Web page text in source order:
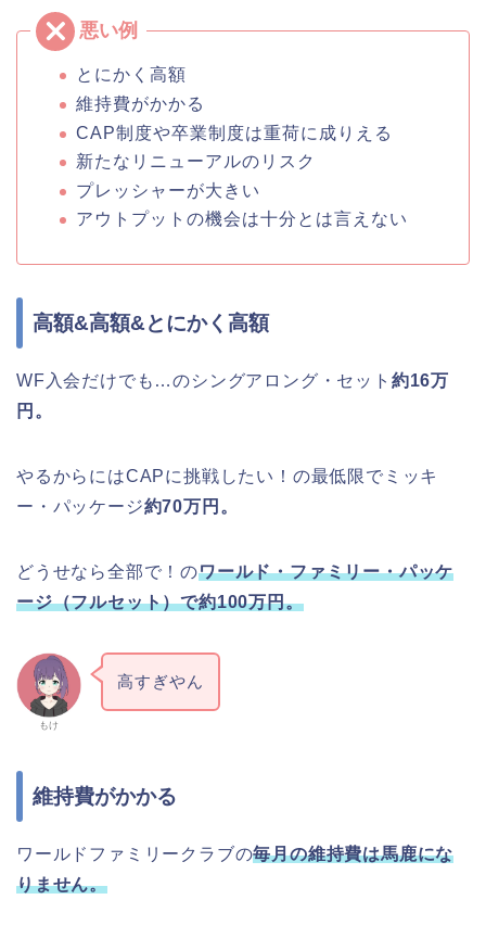
とにかく高額
維持費がかかる
CAP制度や卒業制度は重荷に成りえる
新たなリニューアルのリスク
プレッシャーが大きい
アウトプットの機会は十分とは言えない
高額&高額&とにかく高額
WF入会だけでも…のシングアロング・セット 約16万
円。
やるからにはCAPに挑戦したい！の最低限でミッキ
ー・パッケージ約70万円。
どうせなら全部で！のワールド・ファミリー・パッケ
ージ（フルセット）で約100万円。
もけ
高すぎやん
維持費がかかる
ワールドファミリークラブの毎月の維持費は馬鹿にな
りません。